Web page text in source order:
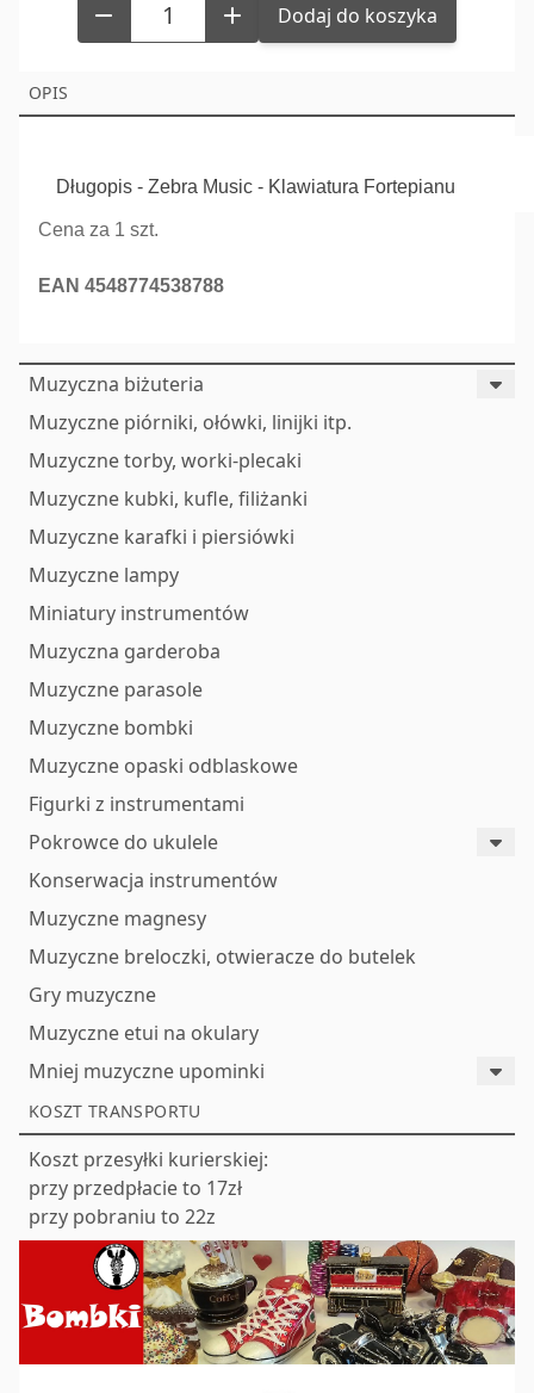
Muzyczna biżuteria
Muzyczne piórniki, ołówki, linijki itp.
Muzyczne torby, worki-plecaki
Muzyczne kubki, kufle, filiżanki
Muzyczne karafki i piersiówki
Muzyczne lampy
Miniatury instrumentów
Muzyczna garderoba
Muzyczne parasole
Muzyczne bombki
Muzyczne opaski odblaskowe
Figurki z instrumentami
Pokrowce do ukulele
Konserwacja instrumentów
Muzyczne magnesy
Muzyczne breloczki, otwieracze do butelek
Gry muzyczne
Muzyczne etui na okulary
Mniej muzyczne upominki
KOSZT TRANSPORTU
Koszt przesyłki kurierskiej:
przy przedpłacie to 17zł
przy pobraniu to 22z
Dodaj do koszyka
OPIS
Długopis - Zebra Music - Klawiatura Fortepianu
Cena za 1 szt.
EAN 4548774538788